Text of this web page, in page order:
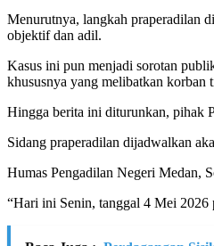
Menurutnya, langkah praperadilan
objektif dan adil.
Kasus ini pun menjadi sorotan
khususnya yang melibatkan korban
Hingga berita ini diturunkan, pihak
Sidang praperadilan dijadwalkan
Humas Pengadilan Negeri Medan,
“Hari ini Senin, tanggal 4 Mei 2026